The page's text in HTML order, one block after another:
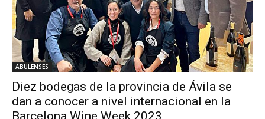
ABULENSES
Diez bodegas de la provincia de Ávila se
dan a conocer a nivel internacional en la
Barcelona Wine Week 2023